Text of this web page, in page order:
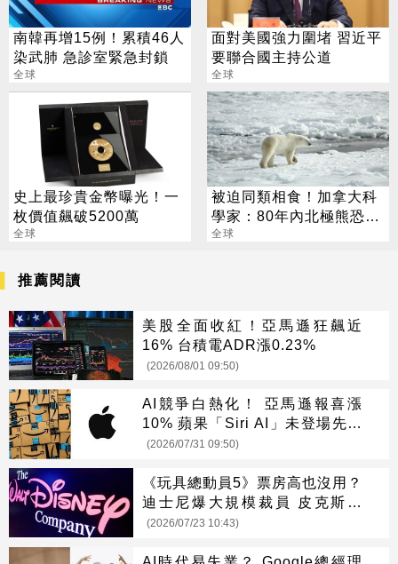
南韓再增15例！累積46人
染武肺 急診室緊急封鎖
全球
面對美國強力圍堵 習近平
要聯合國主持公道
全球
史上最珍貴金幣曝光！一
枚價值飆破5200萬
全球
被迫同類相食！加拿大科
學家：80年內北極熊恐滅
絕
全球
推薦閱讀
美股全面收紅！亞馬遜狂飆近
16% 台積電ADR漲0.23%
(2026/08/01 09:50)
AI競爭白熱化！ 亞馬遜報喜漲
10% 蘋果「Siri AI」未登場先摔
8%
(2026/07/31 09:50)
《玩具總動員5》票房高也沒用？
迪士尼爆大規模裁員 皮克斯成
「重災區」
(2026/07/23 10:43)